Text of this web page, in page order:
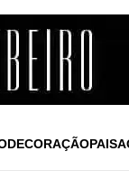
DECORAÇÃO